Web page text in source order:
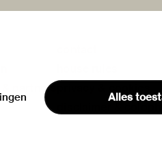
Alles
partners